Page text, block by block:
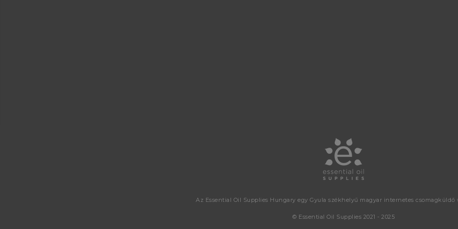
Az Essential Oil Supplies Hungary egy Gyula székhelyű magyar internetes csomagküldő
© Essential Oil Supplies 2021 - 2025